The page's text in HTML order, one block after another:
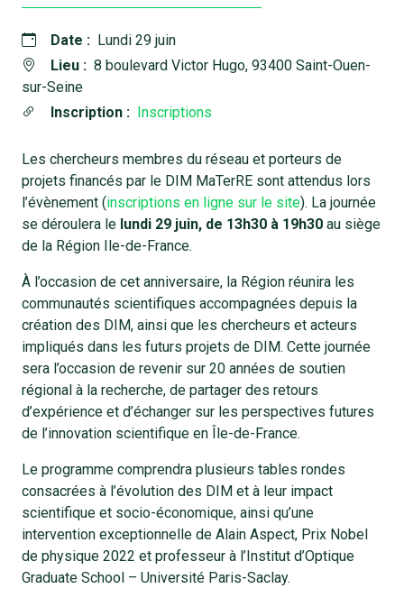
Date : Lundi 29 juin
Lieu : 8 boulevard Victor Hugo, 93400 Saint-Ouen-
sur-Seine
Inscription : Inscriptions
Les chercheurs membres du réseau et porteurs de
projets financés par le DIM MaTerRE sont attendus lors
l’évènement (inscriptions en ligne sur le site). La journée
se déroulera le lundi 29 juin, de 13h30 à 19h30 au siège
de la Région Ile-de-France.
À l’occasion de cet anniversaire, la Région réunira les
communautés scientifiques accompagnées depuis la
création des DIM, ainsi que les chercheurs et acteurs
impliqués dans les futurs projets de DIM. Cette journée
sera l’occasion de revenir sur 20 années de soutien
régional à la recherche, de partager des retours
d’expérience et d’échanger sur les perspectives futures
de l’innovation scientifique en Île-de-France.
Le programme comprendra plusieurs tables rondes
consacrées à l’évolution des DIM et à leur impact
scientifique et socio-économique, ainsi qu’une
intervention exceptionnelle de Alain Aspect, Prix Nobel
de physique 2022 et professeur à l’Institut d’Optique
Graduate School – Université Paris-Saclay.